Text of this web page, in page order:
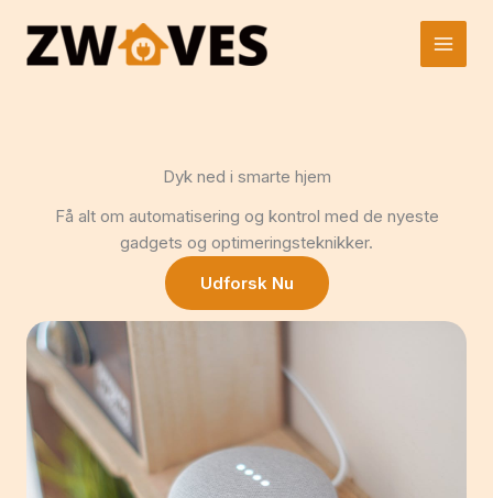
indholdet
Dyk ned i smarte hjem
Få alt om automatisering og kontrol med de nyeste
gadgets og optimeringsteknikker.
Udforsk Nu